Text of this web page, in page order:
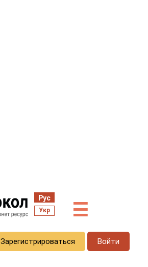
Рус
Укр ☰
Зарегистрироваться Войти